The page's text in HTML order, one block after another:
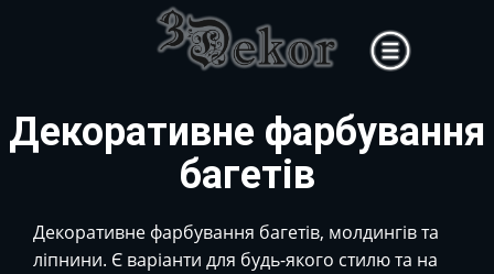
Художні роботи
Декоративні роботи
Декоративне фарбування
багетів
Декоративне фарбування багетів, молдингів та
ліпнини. Є варіанти для будь-якого стилю та на